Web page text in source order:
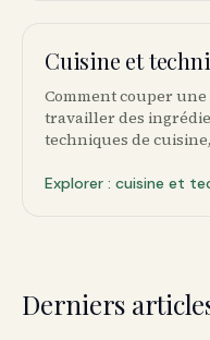
🔪
Cuisine et
Comment couper
travailler des
techniques de
Explorer : cuisine et
Derniers